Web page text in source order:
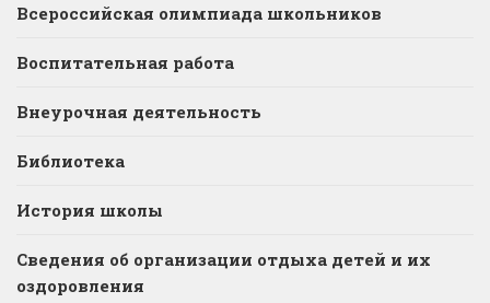
Всероссийская олимпиада школьников
Воспитательная работа
Внеурочная деятельность
Библиотека
История школы
Сведения об организации отдыха детей и их
оздоровления